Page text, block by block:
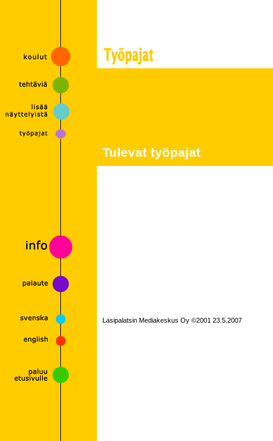
Tulevat työpajat
Lasipalatsin Mediakeskus Oy ©2001 23.5.2007